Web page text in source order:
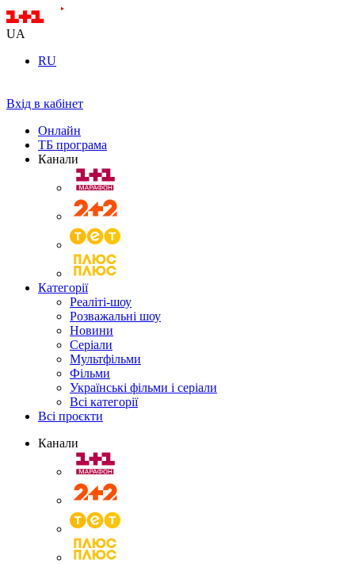
UA
RU
Вхід в кабінет
Онлайн
ТБ програма
Канали
Категорії
Реаліті-шоу
Розважальні шоу
Новини
Серіали
Мультфільми
Фільми
Українські фільми і серіали
Всі категорії
Всі проєкти
Канали